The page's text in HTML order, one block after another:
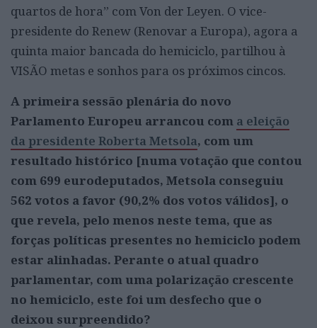
quartos de hora” com Von der Leyen. O vice-
presidente do Renew (Renovar a Europa), agora a
quinta maior bancada do hemiciclo, partilhou à
VISÃO metas e sonhos para os próximos cincos.
A primeira sessão plenária do novo
Parlamento Europeu arrancou com a eleição
da presidente Roberta Metsola, com um
resultado histórico [numa votação que contou
com 699 eurodeputados, Metsola conseguiu
562 votos a favor (90,2% dos votos válidos], o
que revela, pelo menos neste tema, que as
forças políticas presentes no hemiciclo podem
estar alinhadas. Perante o atual quadro
parlamentar, com uma polarização crescente
no hemiciclo, este foi um desfecho que o
deixou surpreendido?